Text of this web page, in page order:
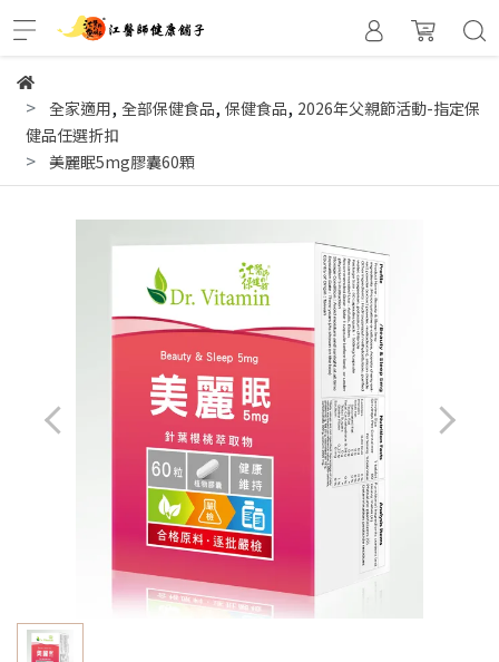
全家適用, 全部保健食品, 保健食品, 2026年父親節活動-指定保
健品任選折扣
美麗眠5mg膠囊60顆